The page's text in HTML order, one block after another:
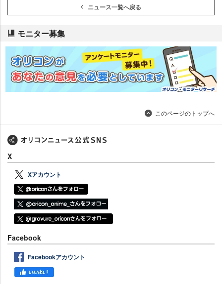
ニュース一覧へ戻る
モニター募集
このページのトップへ
X
Xアカウント
Facebook
Facebookアカウント